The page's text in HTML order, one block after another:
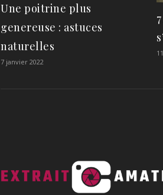
Une poitrine plus
genereuse : astuces
naturelles
7 janvier 2022